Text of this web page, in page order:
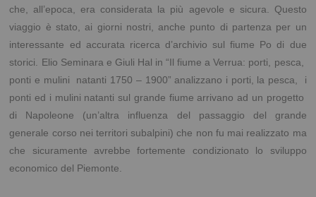
che, all’epoca, era considerata la più agevole e sicura. Questo
viaggio è stato, ai giorni nostri, anche punto di partenza per un
interessante ed accurata ricerca d’archivio sul fiume Po di due
storici. Elio Seminara e Giuli Hal in “Il fiume a Verrua: porti, pesca,
ponti e mulini
natanti 1750 – 1900” analizzano i porti, la pesca,
i
ponti ed i mulini natanti sul grande fiume arrivano ad un progetto
di Napoleone (un’altra influenza del passaggio del grande
generale corso nei territori subalpini) che non fu mai realizzato ma
che sicuramente avrebbe fortemente condizionato lo sviluppo
economico del Piemonte.